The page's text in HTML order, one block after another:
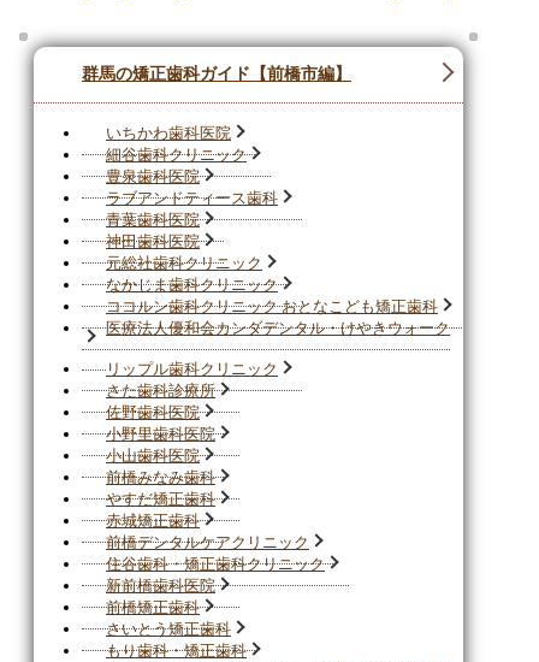
群馬の矯正歯科ガイド【前橋市編】
いちかわ歯科医院
細谷歯科クリニック
豊泉歯科医院
ラブアンドティース歯科
青葉歯科医院
神田歯科医院
元総社歯科クリニック
なかじま歯科クリニック
ココルン歯科クリニック おとなこども矯正歯科
医療法人優和会カンダデンタル・けやきウォーク
リップル歯科クリニック
さた歯科診療所
佐野歯科医院
小野里歯科医院
小山歯科医院
前橋みなみ歯科
やすだ矯正歯科
赤城矯正歯科
前橋デンタルケアクリニック
住谷歯科・矯正歯科クリニック
新前橋歯科医院
前橋矯正歯科
さいとう矯正歯科
もり歯科・矯正歯科